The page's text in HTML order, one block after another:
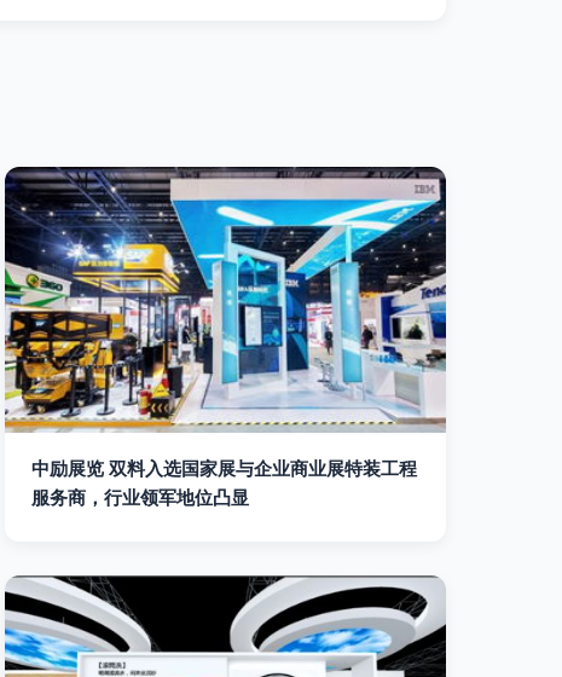
中励展览 双料入选国家展与企业商业展特装工程
服务商，行业领军地位凸显